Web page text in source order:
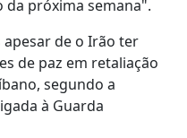
próxima semana".
apesar de o Irão ter
de paz em retaliação
segundo a
à Guarda